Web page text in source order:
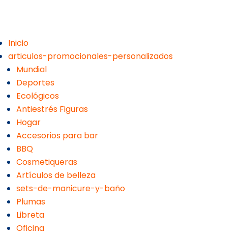
Inicio
articulos-promocionales-personalizados
Mundial
Deportes
Ecológicos
Antiestrés Figuras
Hogar
Accesorios para bar
BBQ
Cosmetiqueras
Artículos de belleza
sets-de-manicure-y-baño
Plumas
Libreta
Oficina